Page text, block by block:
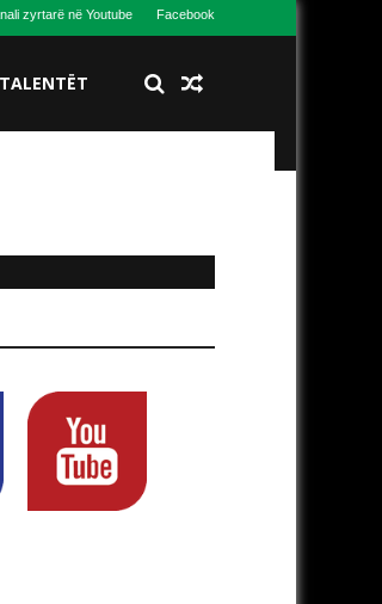
zyrtarë në Youtube Facebook